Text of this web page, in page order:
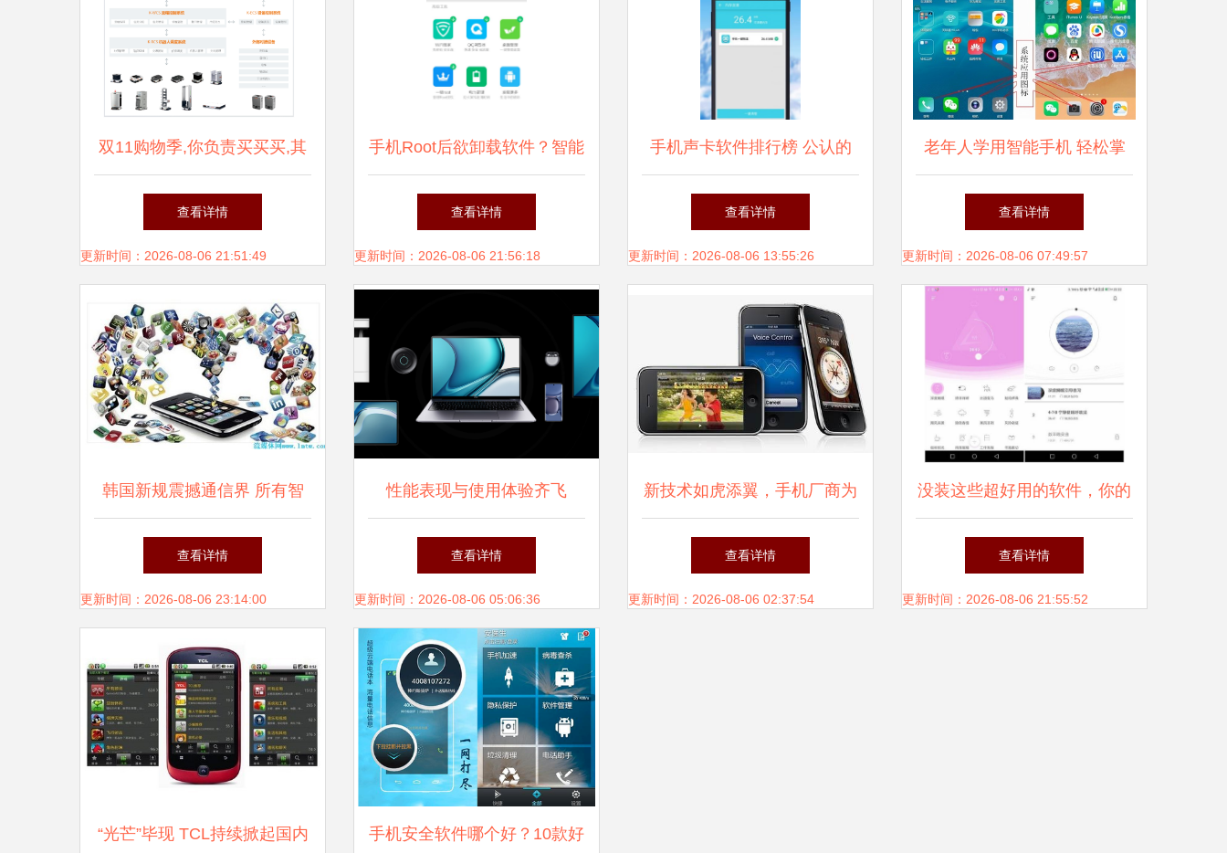
双11购物季,你负责买买买,其
他的就交给他们!
查看详情
更新时间：2026-08-06 21:51:49
手机Root后欲卸载软件？智能
机Root问题解决指南
查看详情
更新时间：2026-08-06 21:56:18
手机声卡软件排行榜 公认的
十大智能音频助手
查看详情
更新时间：2026-08-06 13:55:26
老年人学用智能手机 轻松掌
握桌面图标与常用软件指南
查看详情
更新时间：2026-08-06 07:49:57
韩国新规震撼通信界 所有智
能手机预装软件必须可卸载
查看详情
更新时间：2026-08-06 23:14:00
性能表现与使用体验齐飞
2022年笔记本市场展望——通
信技术的融合变革
查看详情
更新时间：2026-08-06 05:06:36
新技术如虎添翼，手机厂商为
何不再“抢首发”？
查看详情
更新时间：2026-08-06 02:37:54
没装这些超好用的软件，你的
智能手机算是白瞎了
查看详情
更新时间：2026-08-06 21:55:52
“光芒”毕现 TCL持续掀起国内 手机安全软件哪个好？10款好